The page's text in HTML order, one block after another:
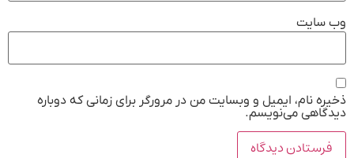
وب‌ سایت
ذخیره نام، ایمیل و وبسایت من در مرورگر برای زمانی که دوباره
دیدگاهی می‌نویسم.